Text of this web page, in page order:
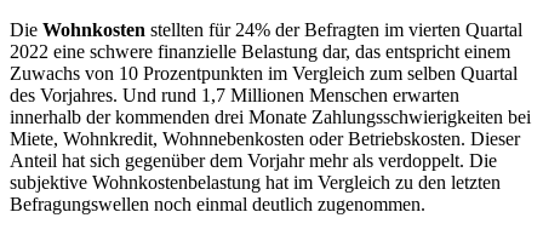
Die Wohnkosten stellten für 24% der Befragten im vierten Quartal
2022 eine schwere finanzielle Belastung dar, das entspricht einem
Zuwachs von 10 Prozentpunkten im Vergleich zum selben Quartal
des Vorjahres. Und rund 1,7 Millionen Menschen erwarten
innerhalb der kommenden drei Monate Zahlungsschwierigkeiten bei
Miete, Wohnkredit, Wohnnebenkosten oder Betriebskosten. Dieser
Anteil hat sich gegenüber dem Vorjahr mehr als verdoppelt. Die
subjektive Wohnkostenbelastung hat im Vergleich zu den letzten
Befragungswellen noch einmal deutlich zugenommen.